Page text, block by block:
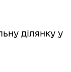
ділянку у